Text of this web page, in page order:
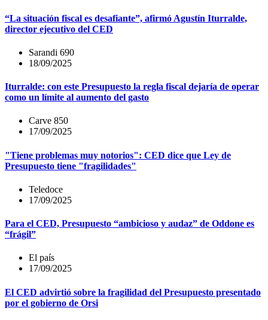
“La situación fiscal es desafiante”, afirmó Agustín Iturralde,
director ejecutivo del CED
Sarandi 690
18/09/2025
Iturralde: con este Presupuesto la regla fiscal dejaría de operar
como un límite al aumento del gasto
Carve 850
17/09/2025
"Tiene problemas muy notorios": CED dice que Ley de
Presupuesto tiene "fragilidades"
Teledoce
17/09/2025
Para el CED, Presupuesto “ambicioso y audaz” de Oddone es
“frágil”
El país
17/09/2025
El CED advirtió sobre la fragilidad del Presupuesto presentado
por el gobierno de Orsi